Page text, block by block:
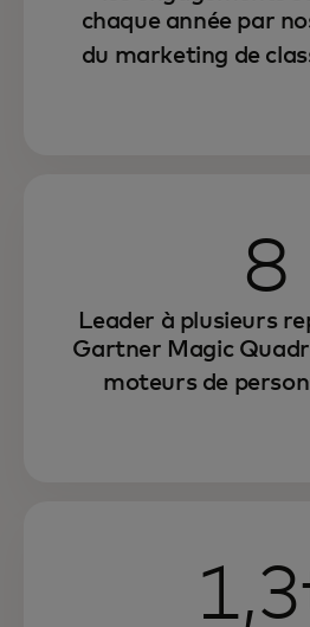
chaque année par
du marketing de
8
Leader à plusieurs
Gartner Magic
moteurs de